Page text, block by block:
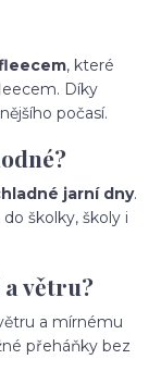
, které
Díky
počasí.
jarní dny.
školky, školy i
a větru?
a mírnému
přeháňky bez